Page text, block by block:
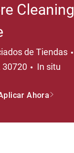
Cleaning
de Tiendas
30720
In situ
Ahora